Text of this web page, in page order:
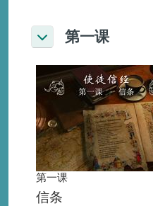
折叠 第一课
第一课
信条